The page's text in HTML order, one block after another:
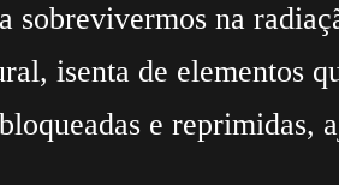
sobrevivermos na
isenta de elementos
e reprimidas,